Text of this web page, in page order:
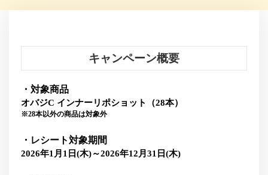
キャンペーン概要
・対象商品
オバジC インナーリポショット（28本）
※28本以外の商品は対象外
・レシート対象期間
2026年1月1日(木)～2026年12月31日(木)